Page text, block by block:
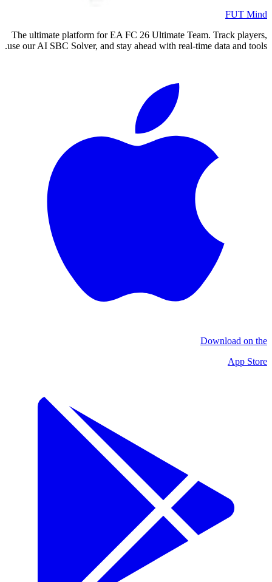
FUT Mind
The ultimate platform for EA FC 26 Ultimate Team. Track players,
use our AI SBC Solver, and stay ahead with real-time data and tools.
Download on the
App Store